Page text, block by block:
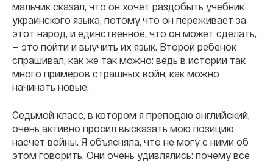
мальчик сказал, что он хочет раздобыть учебник
украинского языка, потому что он переживает за
этот народ, и единственное, что он может сделать,
— это пойти и выучить их язык. Второй ребенок
спрашивал, как же так можно: ведь в истории так
много примеров страшных войн, как можно
начинать новые.
Седьмой класс, в котором я преподаю английский,
очень активно просил высказать мою позицию
насчет войны. Я объясняла, что не могу с ними об
этом говорить. Они очень удивлялись: почему все